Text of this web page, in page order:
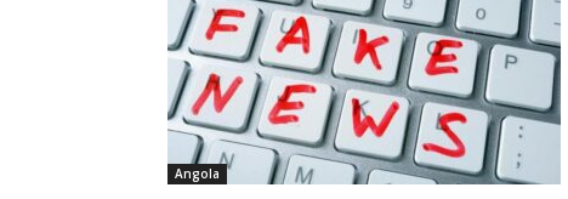
Angola